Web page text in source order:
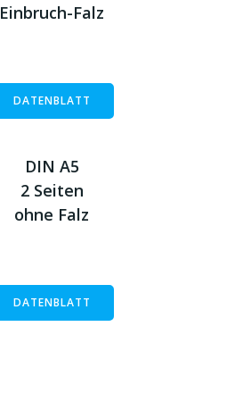
Einbruch-Falz
DATENBLATT
DIN A5
2 Seiten
ohne Falz
DATENBLATT